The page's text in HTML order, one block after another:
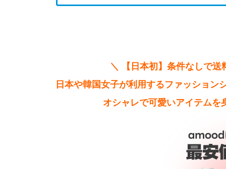
＼ 【日本初】条件なしで
日本や韓国女子が利用するファッション
オシャレで可愛いアイテムを